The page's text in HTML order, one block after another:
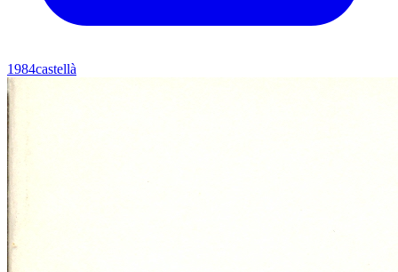
1984castellà